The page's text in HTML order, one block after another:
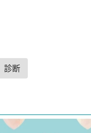
診断